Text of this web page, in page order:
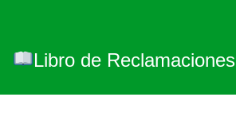
Libro de Reclamaciones